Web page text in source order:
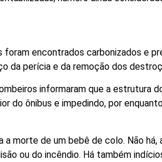
encontrados carbonizados e
da perícia e da remoção dos
informaram que a
do ônibus e impedindo, por
a morte de um bebê de colo. Não
ou do incêndio. Há também